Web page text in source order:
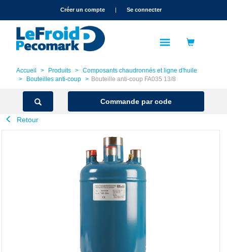
text.skipToNavigationCréer un compte | Se connecter
Accueil Produits
Composants chaudronnés et ligne d'huile
Bouteilles anti-coup
Bouteille anti-coup FA035 13/8
Commande par code
Retour